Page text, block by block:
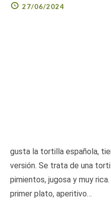
27/06/2024
gusta la tortilla española,
versión. Se trata de una
pimientos, jugosa y muy
primer plato, aperitivo…